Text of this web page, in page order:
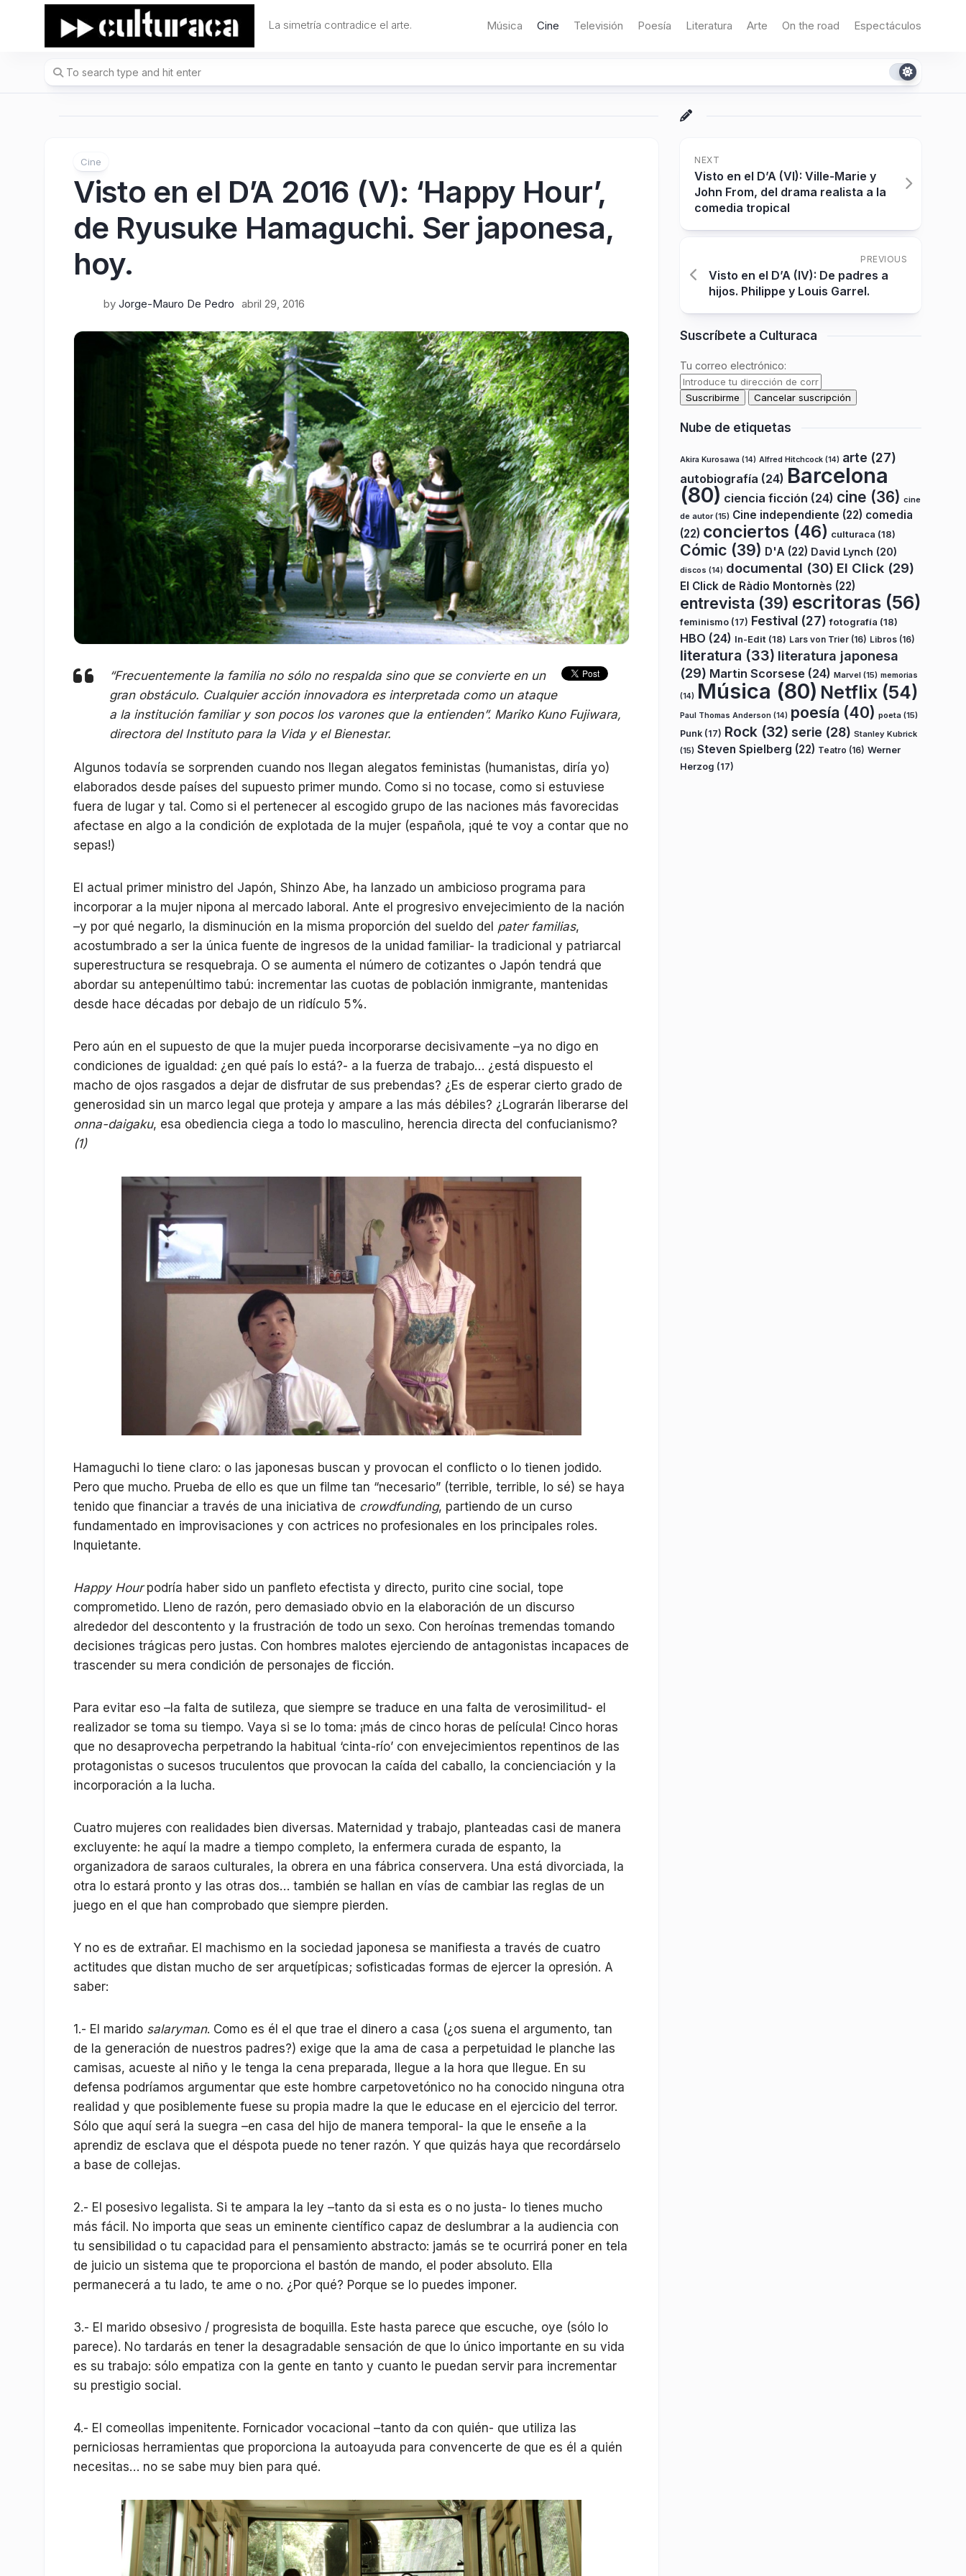
La simetría contradice el arte. Música Cine Televisión Poesía Literatura Arte On the road Espectáculos
Cine
Visto en el D’A 2016 (V): ‘Happy Hour’,
de Ryusuke Hamaguchi. Ser japonesa,
hoy.
by Jorge-Mauro De Pedro abril 29, 2016
“Frecuentemente la familia no sólo no respalda sino que se convierte en un
gran obstáculo. Cualquier acción innovadora es interpretada como un ataque
a la institución familiar y son pocos los varones que la entienden”. Mariko Kuno Fujiwara,
directora del Instituto para la Vida y el Bienestar.
Algunos todavía se sorprenden cuando nos llegan alegatos feministas (humanistas, diría yo)
elaborados desde países del supuesto primer mundo. Como si no tocase, como si estuviese
fuera de lugar y tal. Como si el pertenecer al escogido grupo de las naciones más favorecidas
afectase en algo a la condición de explotada de la mujer (española, ¡qué te voy a contar que no
sepas!)
El actual primer ministro del Japón, Shinzo Abe, ha lanzado un ambicioso programa para
incorporar a la mujer nipona al mercado laboral. Ante el progresivo envejecimiento de la nación
–y por qué negarlo, la disminución en la misma proporción del sueldo del pater familias,
acostumbrado a ser la única fuente de ingresos de la unidad familiar- la tradicional y patriarcal
superestructura se resquebraja. O se aumenta el número de cotizantes o Japón tendrá que
abordar su antepenúltimo tabú: incrementar las cuotas de población inmigrante, mantenidas
desde hace décadas por debajo de un ridículo 5%.
Pero aún en el supuesto de que la mujer pueda incorporarse decisivamente –ya no digo en
condiciones de igualdad: ¿en qué país lo está?- a la fuerza de trabajo… ¿está dispuesto el
macho de ojos rasgados a dejar de disfrutar de sus prebendas? ¿Es de esperar cierto grado de
generosidad sin un marco legal que proteja y ampare a las más débiles? ¿Lograrán liberarse del
onna-daigaku, esa obediencia ciega a todo lo masculino, herencia directa del confucianismo?
(1)
Hamaguchi lo tiene claro: o las japonesas buscan y provocan el conflicto o lo tienen jodido.
Pero que mucho. Prueba de ello es que un filme tan “necesario” (terrible, terrible, lo sé) se haya
tenido que financiar a través de una iniciativa de crowdfunding, partiendo de un curso
fundamentado en improvisaciones y con actrices no profesionales en los principales roles.
Inquietante.
Happy Hourpodría haber sido un panfleto efectista y directo, purito cine social, tope
comprometido. Lleno de razón, pero demasiado obvio en la elaboración de un discurso
alrededor del descontento y la frustración de todo un sexo. Con heroínas tremendas tomando
decisiones trágicas pero justas. Con hombres malotes ejerciendo de antagonistas incapaces de
trascender su mera condición de personajes de ficción.
Para evitar eso –la falta de sutileza, que siempre se traduce en una falta de verosimilitud- el
realizador se toma su tiempo. Vaya si se lo toma: ¡más de cinco horas de película! Cinco horas
que no desaprovecha perpetrando la habitual ‘cinta-río’ con envejecimientos repentinos de las
protagonistas o sucesos truculentos que provocan la caída del caballo, la concienciación y la
incorporación a la lucha.
Cuatro mujeres con realidades bien diversas. Maternidad y trabajo, planteadas casi de manera
excluyente: he aquí la madre a tiempo completo, la enfermera curada de espanto, la
organizadora de saraos culturales, la obrera en una fábrica conservera. Una está divorciada, la
otra lo estará pronto y las otras dos… también se hallan en vías de cambiar las reglas de un
juego en el que han comprobado que siempre pierden.
Y no es de extrañar. El machismo en la sociedad japonesa se manifiesta a través de cuatro
actitudes que distan mucho de ser arquetípicas; sofisticadas formas de ejercer la opresión. A
saber:
1.- El marido salaryman. Como es él el que trae el dinero a casa (¿os suena el argumento, tan
de la generación de nuestros padres?) exige que la ama de casa a perpetuidad le planche las
camisas, acueste al niño y le tenga la cena preparada, llegue a la hora que llegue. En su
defensa podríamos argumentar que este hombre carpetovetónico no ha conocido ninguna otra
realidad y que posiblemente fuese su propia madre la que le educase en el ejercicio del terror.
Sólo que aquí será la suegra –en casa del hijo de manera temporal- la que le enseñe a la
aprendiz de esclava que el déspota puede no tener razón. Y que quizás haya que recordárselo
a base de collejas.
2.- El posesivo legalista. Si te ampara la ley –tanto da si esta es o no justa- lo tienes mucho
más fácil. No importa que seas un eminente científico capaz de deslumbrar a la audiencia con
tu sensibilidad o tu capacidad para el pensamiento abstracto: jamás se te ocurrirá poner en tela
de juicio un sistema que te proporciona el bastón de mando, el poder absoluto. Ella
permanecerá a tu lado, te ame o no. ¿Por qué? Porque se lo puedes imponer.
3.- El marido obsesivo / progresista de boquilla. Este hasta parece que escuche, oye (sólo lo
parece). No tardarás en tener la desagradable sensación de que lo único importante en su vida
es su trabajo: sólo empatiza con la gente en tanto y cuanto le puedan servir para incrementar
su prestigio social.
4.- El comeollas impenitente. Fornicador vocacional –tanto da con quién- que utiliza las
perniciosas herramientas que proporciona la autoayuda para convencerte de que es él a quién
necesitas… no se sabe muy bien para qué.
NEXT
Visto en el D’A (VI): Ville-Marie y
John From, del drama realista a la
comedia tropical
PREVIOUS
Visto en el D’A (IV): De padres a
hijos. Philippe y Louis Garrel.
Suscríbete a Culturaca
Tu correo electrónico:
Nube de etiquetas
Akira Kurosawa (14) Alfred Hitchcock (14) arte (27)
autobiografía (24) Barcelona
(80) ciencia ficción (24) cine (36) cine
de autor(15) Cine independiente (22) comedia
(22) conciertos (46) culturaca (18)
Cómic (39) D'A (22) David Lynch (20)
discos (14) documental (30) El Click (29)
El Click de Ràdio Montornès (22)
entrevista (39) escritoras (56)
feminismo (17) Festival (27) fotografía (18)
HBO (24) In-Edit (18) Lars von Trier (16) Libros (16)
literatura (33) literatura japonesa
(29) Martin Scorsese (24) Marvel (15) memorias
(14) Música (80) Netflix (54)
Paul Thomas Anderson (14) poesía (40) poeta (15)
Punk (17) Rock (32) serie (28) Stanley Kubrick
(15) Steven Spielberg (22) Teatro (16) Werner
Herzog (17)